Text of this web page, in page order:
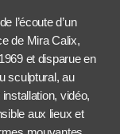
l’écoute d’un
de Mira Calix,
et disparue en
sculptural, au
vidéo,
aux lieux et